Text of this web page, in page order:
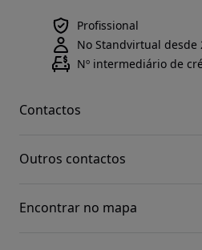
Profissional
No Standvirtual desde
Nº intermediário de
Contactos
Outros contactos
Encontrar no mapa